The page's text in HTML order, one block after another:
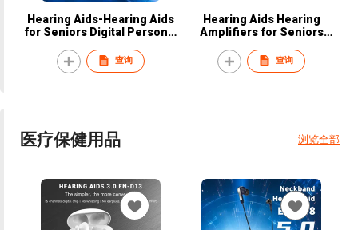
Hearing Aids-Hearing Aids
for Seniors Digital Personal
Devices查询
Hearing Aids Hearing
Amplifiers for Seniors
Cancelling Hearing Aid
Amplifier with Charging Case
查询
医疗保健用品 浏览全部